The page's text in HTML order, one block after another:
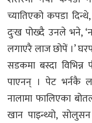
च्यातिएको कपडा
दुःख पोख्दै उनले भने,
लगाएरै लाज छोपें ।’
सडकमा बस्दा
पाएनन् । पेट भर्नकै
नालामा फालिएका
खान पाइन्थ्यो,